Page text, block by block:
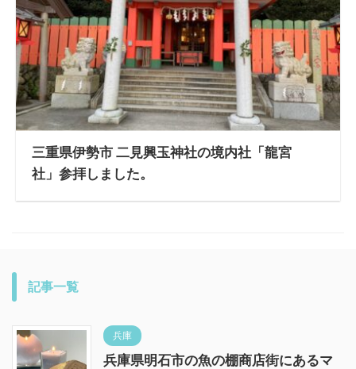
三重県伊勢市 二見興玉神社の境内社「龍宮
社」参拝しました。
記事一覧
兵庫
兵庫県明石市の魚の棚商店街にあるマ